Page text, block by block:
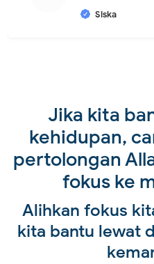
Siska
Jika kita
kehidupan,
pertolongan
fokus ke
Alihkan fokus
kita bantu lewat